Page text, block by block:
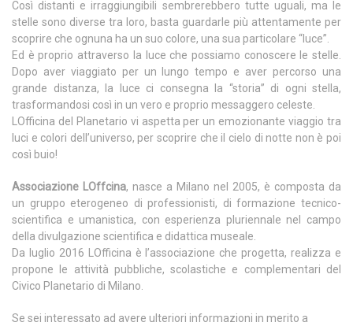
Così distanti e irraggiungibili sembrerebbero tutte uguali, ma le
stelle sono diverse tra loro, basta guardarle più attentamente per
scoprire che ognuna ha un suo colore, una sua particolare “luce”.
Ed è proprio attraverso la luce che possiamo conoscere le stelle.
Dopo aver viaggiato per un lungo tempo e aver percorso una
grande distanza, la luce ci consegna la “storia” di ogni stella,
trasformandosi così in un vero e proprio messaggero celeste.
LOfficina del Planetario vi aspetta per un emozionante viaggio tra
luci e colori dell’universo, per scoprire che il cielo di notte non è poi
così buio!
Associazione LOffcina, nasce a Milano nel 2005, è composta da
un gruppo eterogeneo di professionisti, di formazione tecnico-
scientifica e umanistica, con esperienza pluriennale nel campo
della divulgazione scientifica e didattica museale.
Da luglio 2016 LOfficina è l’associazione che progetta, realizza e
propone le attività pubbliche, scolastiche e complementari del
Civico Planetario di Milano.
Se sei interessato ad avere ulteriori informazioni in merito a